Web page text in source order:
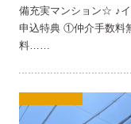
備充実マンション☆ ♪
申込特典 ①仲介手数料
料……